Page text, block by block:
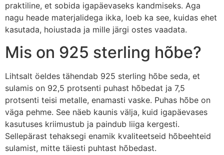
praktiline, et sobida igapäevaseks kandmiseks. Aga
nagu heade materjalidega ikka, loeb ka see, kuidas ehet
kasutada, hoiustada ja mille järgi ostes vaadata.
Mis on 925 sterling hõbe?
Lihtsalt öeldes tähendab 925 sterling hõbe seda, et
sulamis on 92,5 protsenti puhast hõbedat ja 7,5
protsenti teisi metalle, enamasti vaske. Puhas hõbe on
väga pehme. See näeb kaunis välja, kuid igapäevases
kasutuses kriimustub ja paindub liiga kergesti.
Sellepärast tehaksegi enamik kvaliteetseid hõbeehteid
sulamist, mitte täiesti puhtast hõbedast.